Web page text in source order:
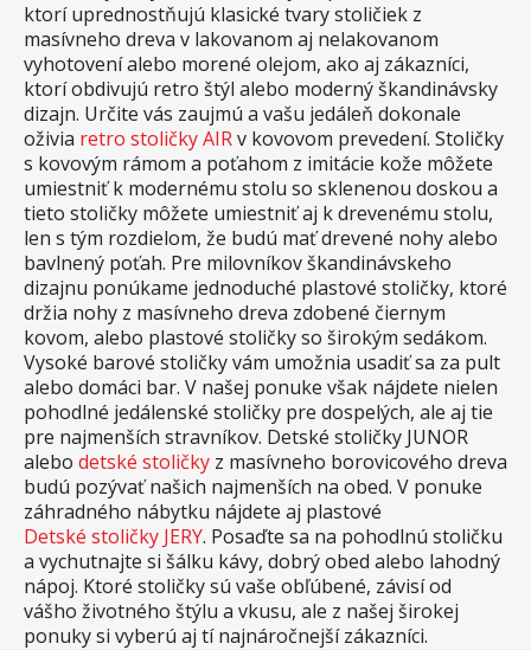
ktorí uprednostňujú klasické tvary stoličiek z
masívneho dreva v lakovanom aj nelakovanom
vyhotovení alebo morené olejom, ako aj zákazníci,
ktorí obdivujú retro štýl alebo moderný škandinávsky
dizajn. Určite vás zaujmú a vašu jedáleň dokonale
oživia retro stoličky AIRv kovovom prevedení. Stoličky
s kovovým rámom a poťahom z imitácie kože môžete
umiestniť k modernému stolu so sklenenou doskou a
tieto stoličky môžete umiestniť aj k drevenému stolu,
len s tým rozdielom, že budú mať drevené nohy alebo
bavlnený poťah. Pre milovníkov škandinávskeho
dizajnu ponúkame jednoduché plastové stoličky, ktoré
držia nohy z masívneho dreva zdobené čiernym
kovom, alebo plastové stoličky so širokým sedákom.
Vysoké barové stoličky vám umožnia usadiť sa za pult
alebo domáci bar. V našej ponuke však nájdete nielen
pohodlné jedálenské stoličky pre dospelých, ale aj tie
pre najmenších stravníkov. Detské stoličky JUNOR
alebo detské stoličky z masívneho borovicového dreva
budú pozývať našich najmenších na obed. V ponuke
záhradného nábytku nájdete aj plastové
Detské stoličky JERY. Posaďte sa na pohodlnú stoličku
a vychutnajte si šálku kávy, dobrý obed alebo lahodný
nápoj. Ktoré stoličky sú vaše obľúbené, závisí od
vášho životného štýlu a vkusu, ale z našej širokej
ponuky si vyberú aj tí najnáročnejší zákazníci.